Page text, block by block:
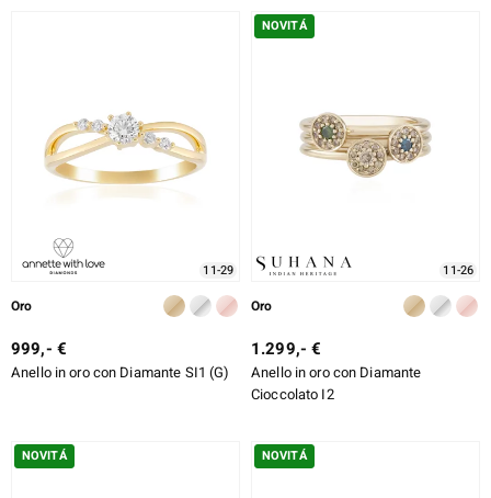
TAGLIO ESATTO
MONTATURA
11-29
Oro
999,- €
Anello in oro con Diamante SI1 (G)
NOVITÁ
11-26
Oro
1.299,- €
Anello in oro con Diamante
Cioccolato I2
NOVITÁ NOVITÁ